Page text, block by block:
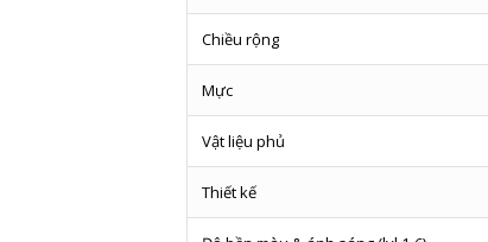
Chiều rộng
Mực
Vật liệu phủ
Thiết kế